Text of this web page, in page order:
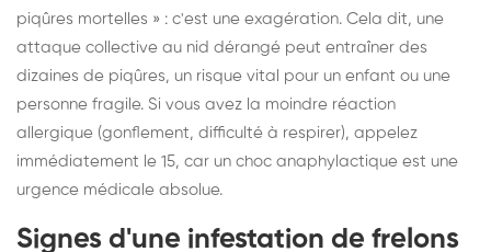
piqûres mortelles » : c'est une exagération. Cela dit, une
attaque collective au nid dérangé peut entraîner des
dizaines de piqûres, un risque vital pour un enfant ou une
personne fragile. Si vous avez la moindre réaction
allergique (gonflement, difficulté à respirer), appelez
immédiatement le 15, car un choc anaphylactique est une
urgence médicale absolue.
Signes d'une infestation de frelons